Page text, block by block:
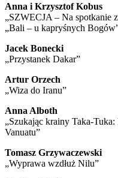
Anna i Krzysztof Kobus
„SZWECJA – Na spotkanie
„Bali – u kapryśnych
Jacek Bonecki
„Przystanek Dakar”
Artur Orzech
„Wiza do Iranu”
Anna Alboth
„Szukając krainy Taka-
Vanuatu”
Tomasz Grzywaczewski
„Wyprawa wzdłuż Nilu”